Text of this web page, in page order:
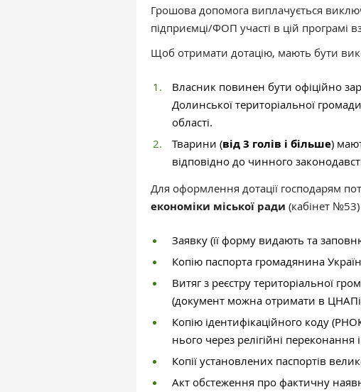
Грошова допомога виплачується
підприємці/ФОП участі в цій програмі
Щоб отримати дотацію, мають бути
Власник повинен бути офіційно
Долинської територіальної
області.
Тварини (від 3 голів і більше)
відповідно до чинного
Для оформлення дотації господарям
економіки міської ради (кабінет
Заявку (її форму видають та
Копію паспорта громадянина
Витяг з реєстру територіальної
(документ можна отримати в
Копію ідентифікаційного коду
нього через релігійні переконання
Копії установлених паспортів
Акт обстеження про фактичну